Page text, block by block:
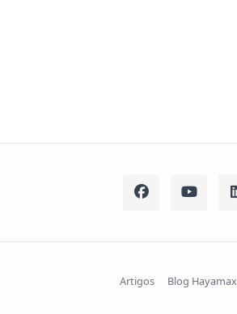
Artigos Blog Hayamax